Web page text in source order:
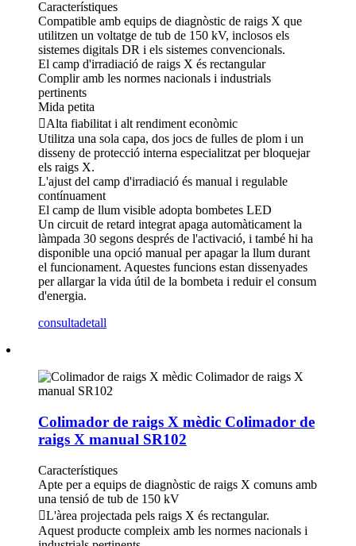
Característiques
Compatible amb equips de diagnòstic de raigs X que
utilitzen un voltatge de tub de 150 kV, inclosos els
sistemes digitals DR i els sistemes convencionals.
El camp d'irradiació de raigs X és rectangular
Complir amb les normes nacionals i industrials
pertinents
Mida petita
Alta fiabilitat i alt rendiment econòmic
Utilitza una sola capa, dos jocs de fulles de plom i un
disseny de protecció interna especialitzat per bloquejar
els raigs X.
L'ajust del camp d'irradiació és manual i regulable
contínuament
El camp de llum visible adopta bombetes LED
Un circuit de retard integrat apaga automàticament la
làmpada 30 segons després de l'activació, i també hi ha
disponible una opció manual per apagar la llum durant
el funcionament. Aquestes funcions estan dissenyades
per allargar la vida útil de la bombeta i reduir el consum
d'energia.
consultadetall
Colimador de raigs X mèdic Colimador de
raigs X manual SR102
Característiques
Apte per a equips de diagnòstic de raigs X comuns amb
una tensió de tub de 150 kV
L'àrea projectada pels raigs X és rectangular.
Aquest producte compleix amb les normes nacionals i